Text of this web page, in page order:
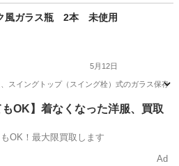
その他風ガラス瓶 2本 未使用
5月12日
スイングトップ（スイング栓）式のガラス保存
庭用品 容器
もOK】着なくなった洋服、買取
OK！最大限買取します
Ad